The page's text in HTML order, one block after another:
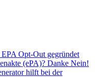
Opt-Out gegründet
(ePA)? Danke Nein!
hilft bei der